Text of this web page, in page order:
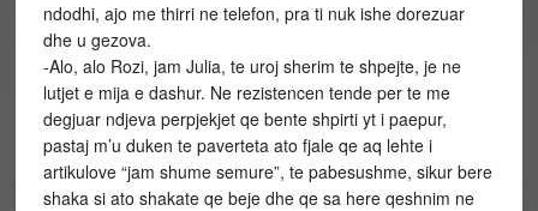
ndodhi, ajo me thirri ne telefon, pra ti nuk ishe dorezuar
dhe u gezova.
-Alo, alo Rozi, jam Julia, te uroj sherim te shpejte, je ne
lutjet e mija e dashur. Ne rezistencen tende per te me
degjuar ndjeva perpjekjet qe bente shpirti yt i paepur,
pastaj m’u duken te paverteta ato fjale qe aq lehte i
artikulove “jam shume semure”, te pabesushme, sikur bere
shaka si ato shakate qe beje dhe qe sa here qeshnim ne